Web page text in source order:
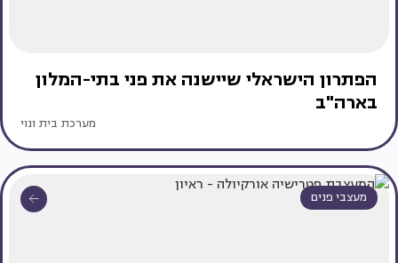
הפתרון הישראלי שיישנה את פני בתי-המלון
בארה"ב
מערכת בית ונוי
מעצבי פנים